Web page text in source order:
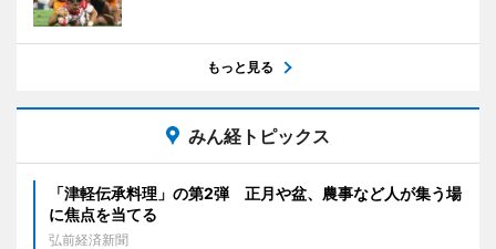
もっと見る
みん経トピックス
「津軽伝承料理」の第2弾 正月や盆、農事など人が集う場
に焦点を当てる
弘前経済新聞